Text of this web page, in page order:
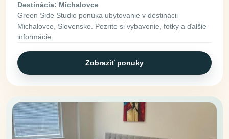
Destinácia: Michalovce
Green Side Studio ponúka ubytovanie v destinácii
Michalovce, Slovensko. Pozrite si vybavenie, fotky a ďalšie
informácie.
Zobraziť ponuky